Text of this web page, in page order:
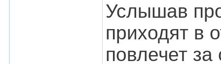
Услышав
приходят в
повлечет